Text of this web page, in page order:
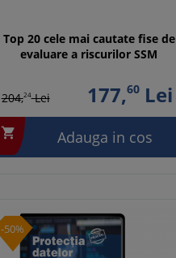
Top 20 cele mai cautate fise de
evaluare a riscurilor SSM
204,24Lei 177,60 Lei
 Adauga in cos
-50%